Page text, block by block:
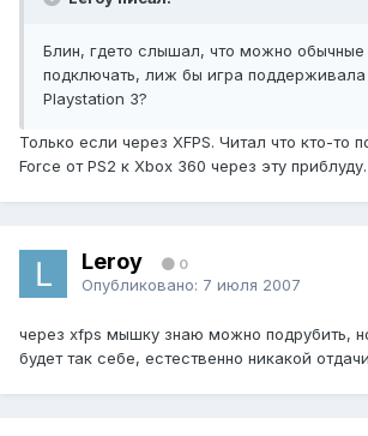
Блин, гдето слышал, что можно обычные
подключать, лиж бы игра поддерживала
Playstation 3?
Только если через XFPS. Читал что кто-то
Force от PS2 к Xbox 360 через эту приблуду.
Leroy 0
Опубликовано: 7 июля 2007
через xfps мышку знаю можно подрубить,
будет так себе, естественно никакой